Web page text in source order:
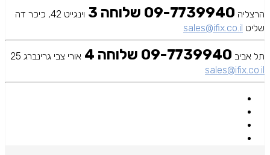
הרצליה 09-7739940 שלוחה 3
וינגייט 42, כיכר דה
שליט sales@ifix.co.il
תל אביב 09-7739940 שלוחה 4
אורי צבי גרינברג 25
sales@ifix.co.il